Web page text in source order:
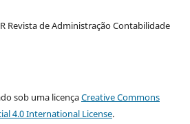
Revista de Administração Contabilidade
sob uma licençaCreative Commons
4.0 International License.